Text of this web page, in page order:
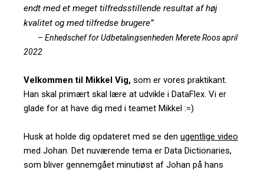
endt med et meget tilfredsstillende resultat af høj
kvalitet og med tilfredse brugere”
– Enhedschef for Udbetalingsenheden Merete Roos april
2022
Velkommen til Mikkel Vig, som er vores praktikant.
Han skal primært skal lære at udvikle i DataFlex. Vi er
glade for at have dig med i teamet Mikkel :=)
Husk at holde dig opdateret med se den ugentlige video
med Johan. Det nuværende tema er Data Dictionaries,
som bliver gennemgået minutiøst af Johan på hans